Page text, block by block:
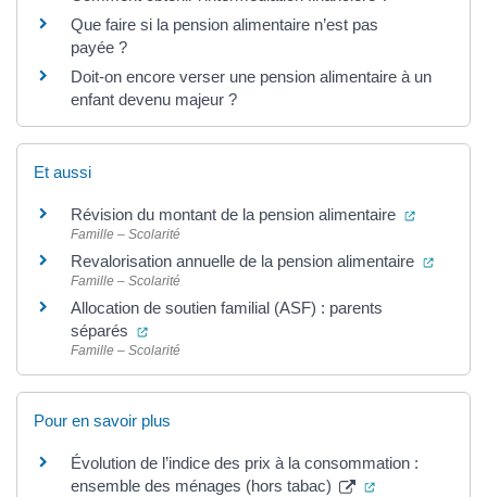
Que faire si la pension alimentaire n’est pas
payée ?
Doit-on encore verser une pension alimentaire à un
enfant devenu majeur ?
Et aussi
Révision du montant de la pension alimentaire
Famille – Scolarité
Revalorisation annuelle de la pension alimentaire
Famille – Scolarité
Allocation de soutien familial (ASF) : parents
séparés
(ouverture dans un nouvel onglet)
Famille – Scolarité
Pour en savoir plus
Évolution de l’indice des prix à la consommation :
ensemble des ménages (hors tabac)
(ouverture